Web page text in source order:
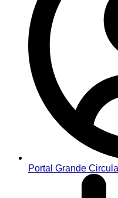
Portal Grande